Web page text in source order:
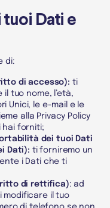
tuoi Dati e
di:
di accesso): ti
il tuo nome, l’età,
Unici, le e-mail e le
alla Privacy Policy
hai forniti;
dei tuoi Dati
Dati ): ti forniremo un
i Dati che ti
di rettifica): ad
modificare il tuo